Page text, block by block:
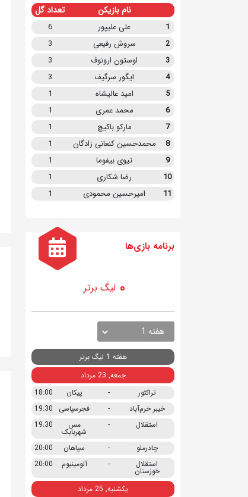
نام بازیکن تعداد گل
1 علی علیپور
6
2
سروش رفیعی
3
3
اوستون ارونوف
3
4
ایگور سرگیف
3
5
امید عالیشاه
1
6
محمد عمری
1
7
مارکو باکیچ
1
8
محمدحسین کنعانی زادگان
1
9
تیوی بیفوما
1
10
رضا شکاری
1
11
امیرحسین محمودی 1
برنامه بازی ها
لیگ برتر
هفته 1
هفته 1 لیگ برتر
جمعه, 23 مرداد
تراکتور
- پیکان
18:00
خیبر خرم‌آباد
- فجرسپاسی
19:30
استقلال
- مس
شهربابک
19:30
چادرملو - سپاهان
20:00
استقلال
خوزستان
- آلومینیوم 20:00
یکشنبه, 25 مرداد